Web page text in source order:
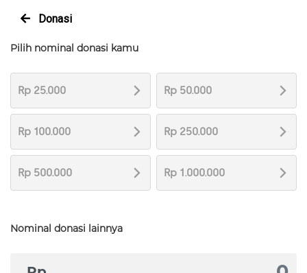
Donasi
Pilih nominal donasi kamu
Rp 25.000 Rp 50.000
Rp 100.000 Rp 250.000
Rp 500.000 Rp 1.000.000
Nominal donasi lainnya